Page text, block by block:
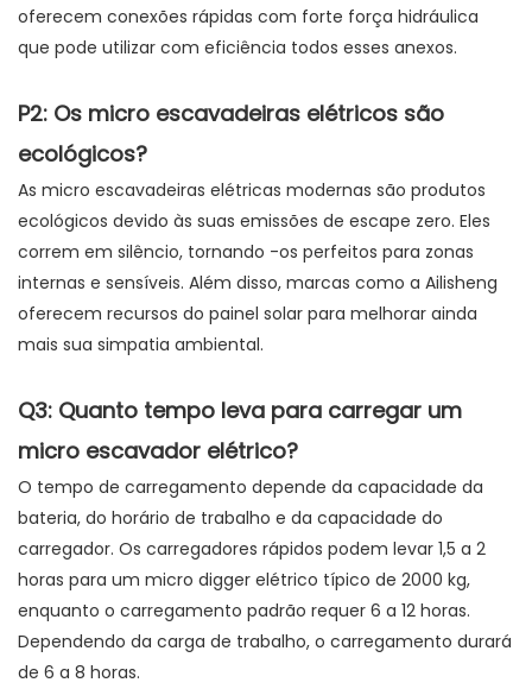
oferecem conexões rápidas com forte força hidráulica
que pode utilizar com eficiência todos esses anexos.
P2: Os micro escavadeiras elétricos são
ecológicos?
As micro escavadeiras elétricas modernas são produtos
ecológicos devido às suas emissões de escape zero. Eles
correm em silêncio, tornando -os perfeitos para zonas
internas e sensíveis. Além disso, marcas como a Ailisheng
oferecem recursos do painel solar para melhorar ainda
mais sua simpatia ambiental.
Q3: Quanto tempo leva para carregar um
micro escavador elétrico?
O tempo de carregamento depende da capacidade da
bateria, do horário de trabalho e da capacidade do
carregador. Os carregadores rápidos podem levar 1,5 a 2
horas para um micro digger elétrico típico de 2000 kg,
enquanto o carregamento padrão requer 6 a 12 horas.
Dependendo da carga de trabalho, o carregamento durará
de 6 a 8 horas.